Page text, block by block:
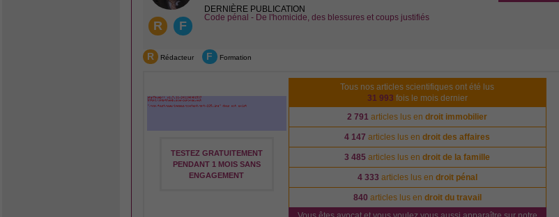
R F
DERNIÈRE PUBLICATION
Code pénal - De l'homicide, des blessures et coups justifiés
R Rédacteur F Formation
TESTEZ GRATUITEMENT
PENDANT 1 MOIS SANS
ENGAGEMENT
Tous nos articles scientifiques ont été lus
31 993 fois le mois dernier
2 791 articles lus endroit immobilier
4 147 articles lus endroit des affaires
3 485 articles lus endroit de la famille
4 333 articles lus en droit pénal
840 articles lus en droit du travail